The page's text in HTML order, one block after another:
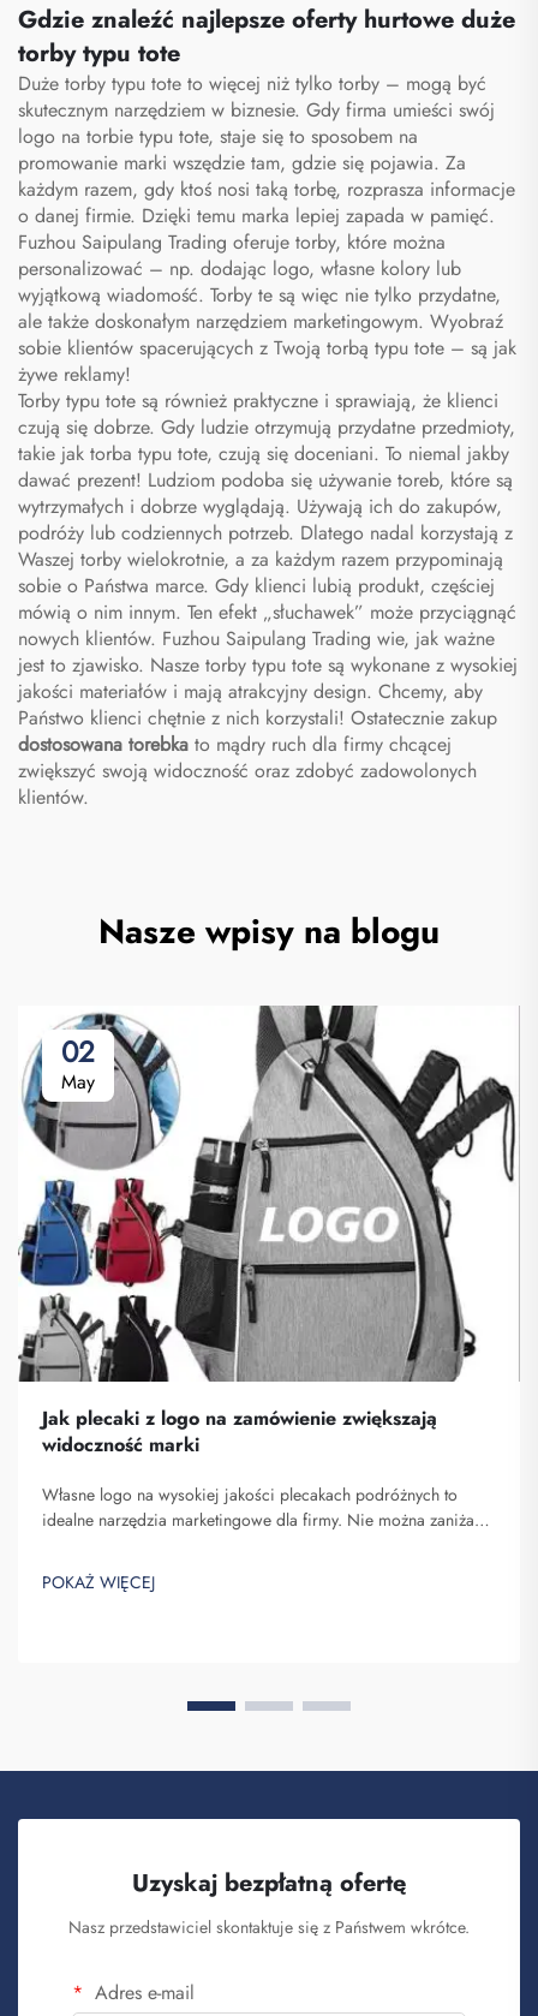
Gdzie znaleźć najlepsze oferty hurtowe duże
torby typu tote
Duże torby typu tote to więcej niż tylko torby – mogą być
skutecznym narzędziem w biznesie. Gdy firma umieści swój
logo na torbie typu tote, staje się to sposobem na
promowanie marki wszędzie tam, gdzie się pojawia. Za
każdym razem, gdy ktoś nosi taką torbę, rozprasza informacje
o danej firmie. Dzięki temu marka lepiej zapada w pamięć.
Fuzhou Saipulang Trading oferuje torby, które można
personalizować – np. dodając logo, własne kolory lub
wyjątkową wiadomość. Torby te są więc nie tylko przydatne,
ale także doskonałym narzędziem marketingowym. Wyobraź
sobie klientów spacerujących z Twoją torbą typu tote – są jak
żywe reklamy!
Torby typu tote są również praktyczne i sprawiają, że klienci
czują się dobrze. Gdy ludzie otrzymują przydatne przedmioty,
takie jak torba typu tote, czują się doceniani. To niemal jakby
dawać prezent! Ludziom podoba się używanie toreb, które są
wytrzymałych i dobrze wyglądają. Używają ich do zakupów,
podróży lub codziennych potrzeb. Dlatego nadal korzystają z
Waszej torby wielokrotnie, a za każdym razem przypominają
sobie o Państwa marce. Gdy klienci lubią produkt, częściej
mówią o nim innym. Ten efekt „słuchawek” może przyciągnąć
nowych klientów. Fuzhou Saipulang Trading wie, jak ważne
jest to zjawisko. Nasze torby typu tote są wykonane z wysokiej
jakości materiałów i mają atrakcyjny design. Chcemy, aby
Państwo klienci chętnie z nich korzystali! Ostatecznie zakup
dostosowana torebka to mądry ruch dla firmy chcącej
zwiększyć swoją widoczność oraz zdobyć zadowolonych
klientów.
Nasze wpisy na blogu
02
May
Jak plecaki z logo na zamówienie zwiększają
widoczność marki
Własne logo na wysokiej jakości plecakach podróżnych to
idealne narzędzia marketingowe dla firmy. Nie można zaniżać
oczami wielu osób. Za każdym razem, gdy osoba niosąca Twój
plecak na plecach...
POKAŻ WIĘCEJ
Uzyskaj bezpłatną ofertę
Nasz przedstawiciel skontaktuje się z Państwem wkrótce.
Adres e-mail